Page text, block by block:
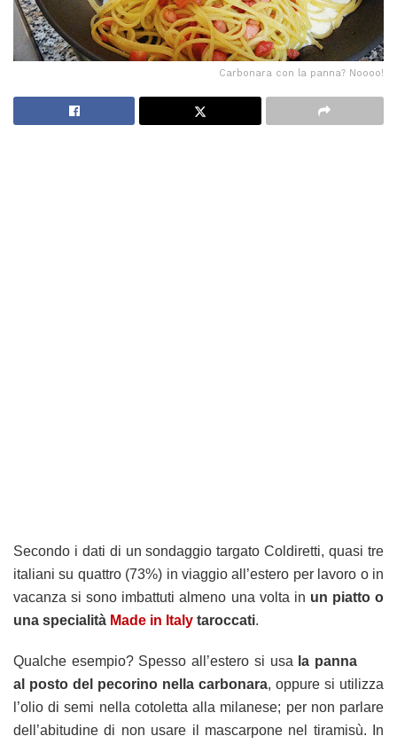
Carbonara con la panna? Noooo!
Secondo i dati di un sondaggio targato Coldiretti, quasi tre
italiani su quattro (73%) in viaggio all’estero per lavoro o in
vacanza si sono imbattuti almeno una volta in un piatto o
una specialità Made in Italy taroccati.
Qualche esempio? Spesso all’estero si usa la panna
al posto del pecorino nella carbonara, oppure si utilizza
l’olio di semi nella cotoletta alla milanese; per non parlare
dell’abitudine di non usare il mascarpone nel tiramisù. In